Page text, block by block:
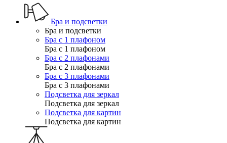
Бра и подсветки
Бра и подсветки
Бра с 1 плафоном
Бра с 1 плафоном
Бра с 2 плафонами
Бра с 2 плафонами
Бра с 3 плафонами
Бра с 3 плафонами
Подсветка для зеркал
Подсветка для зеркал
Подсветка для картин
Подсветка для картин